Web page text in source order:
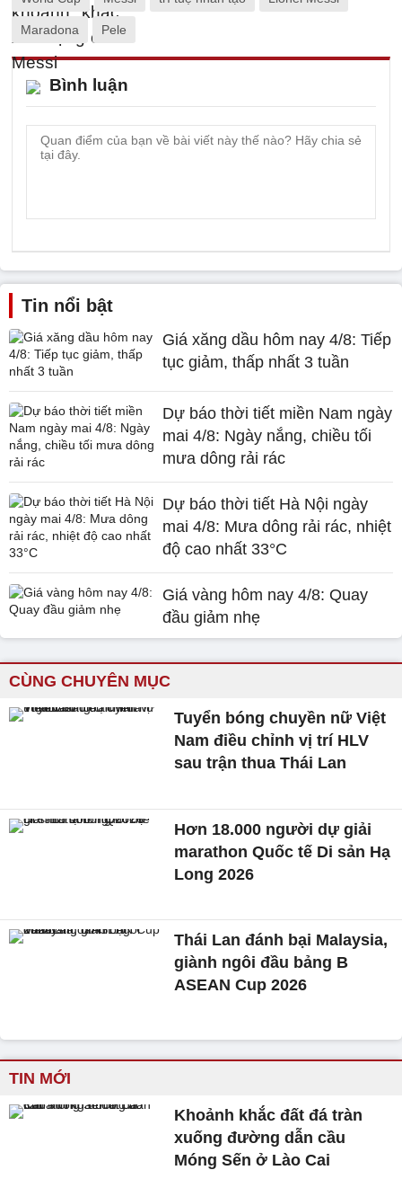
Maradona Pele
Bình luận
Tin nổi bật
Giá xăng dầu hôm nay 4/8: Tiếp
tục giảm, thấp nhất 3 tuần
Dự báo thời tiết miền Nam ngày
mai 4/8: Ngày nắng, chiều tối
mưa dông rải rác
Dự báo thời tiết Hà Nội ngày
mai 4/8: Mưa dông rải rác, nhiệt
độ cao nhất 33°C
Giá vàng hôm nay 4/8: Quay
đầu giảm nhẹ
CÙNG CHUYÊN MỤC
Tuyển bóng chuyền nữ Việt
Nam điều chỉnh vị trí HLV
sau trận thua Thái Lan
Hơn 18.000 người dự giải
marathon Quốc tế Di sản Hạ
Long 2026
Thái Lan đánh bại Malaysia,
giành ngôi đầu bảng B
ASEAN Cup 2026
TIN MỚI
Khoảnh khắc đất đá tràn
xuống đường dẫn cầu
Móng Sến ở Lào Cai